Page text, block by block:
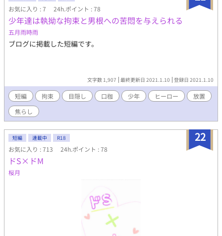
お気に入り : 7 24h.ポイント : 78
少年達は執拗な拘束と男根への苦悶を与えられる
五月雨時雨
ブログに掲載した短編です。
文字数 1,907 最終更新日 2021.1.10 登録日 2021.1.10
短編 拘束 目隠し 口枷 少年 ヒーロー
放置
焦らし
22
短編 連載中 R18
お気に入り : 713 24h.ポイント : 78
ドS×ドM
桜月